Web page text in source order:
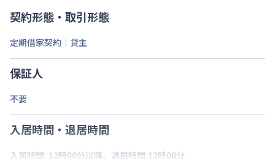
契約形態・取引形態
定期借家契約｜貸主
保証人
不要
入居時間・退居時間
入居時間: 12時00分以降、退居時間:12時00分